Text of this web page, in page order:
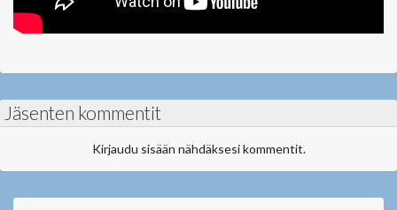
Jäsenten kommentit
Kirjaudu sisään nähdäksesi kommentit.